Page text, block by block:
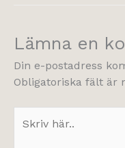
Lämna en
Din e-postadress
Obligatoriska fält är
här..